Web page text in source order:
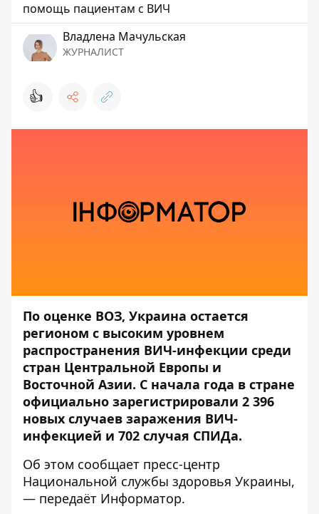
помощь пациентам с ВИЧ
Владлена Мачульская
ЖУРНАЛИСТ
👍
По оценке ВОЗ, Украина остается
регионом с высоким уровнем
распространения ВИЧ-инфекции среди
стран Центральной Европы и
Восточной Азии. С начала года в стране
официально зарегистрировали 2 396
новых случаев заражения ВИЧ-
инфекцией и 702 случая СПИДа.
Об этом сообщает пресс-центр
Национальной службы здоровья Украины,
— передаёт Информатор.